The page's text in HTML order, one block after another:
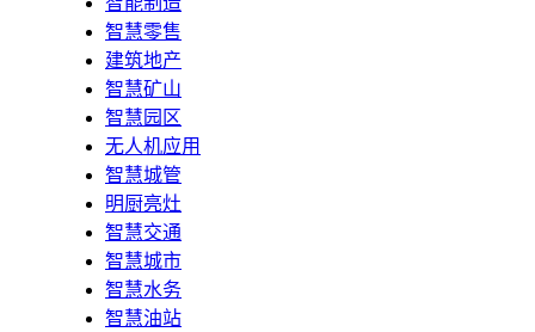
智慧零售
建筑地产
智慧矿山
智慧园区
无人机应用
智慧城管
明厨亮灶
智慧交通
智慧城市
智慧水务
智慧油站